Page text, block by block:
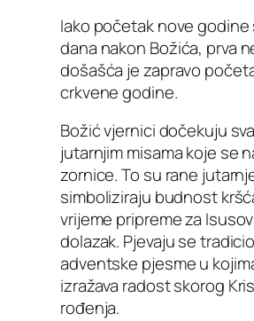
Iako početak nove godine
dana nakon Božića, prva
došašća je zapravo
crkvene godine.
Božić vjernici dočekuju
jutarnjim misama koje se
zornice. To su rane
simboliziraju budnost
vrijeme pripreme za
dolazak. Pjevaju se
adventske pjesme u
izražava radost skorog
rođenja.